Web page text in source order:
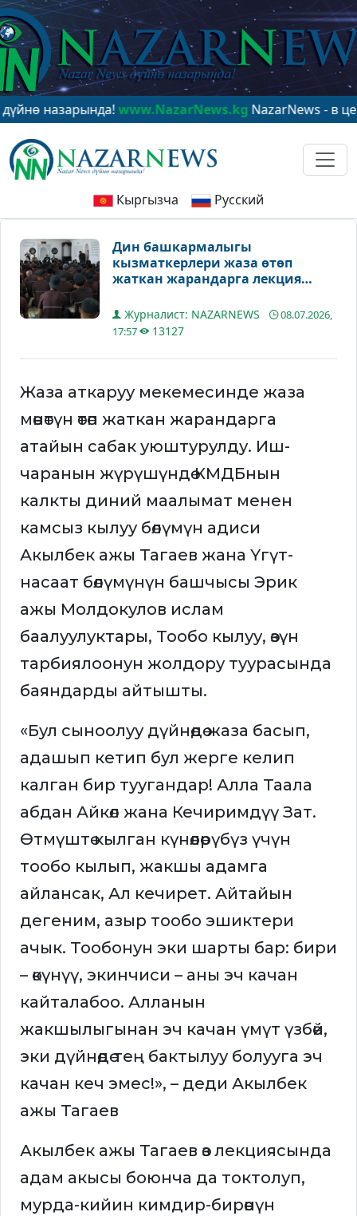
www.NazarNews.kgNazarNews - в центре
Кыргызча Русский
Дин башкармалыгы
кызматкерлери жаза өтөп
жаткан жарандарга лекция
Журналист: NAZARNEWS
08.07.2026,
17:57
13127
Жаза аткаруу мекемесинде жаза
мөөнөтүн өтөп жаткан жарандарга
атайын сабак уюштурулду. Иш-
чаранын жүрүшүндө КМДБнын
калкты диний маалымат менен
камсыз кылуу бөлүмүн адиси
Акылбек ажы Тагаев жана Үгүт-
насаат бөлүмүнүн башчысы Эрик
ажы Молдокулов ислам
баалуулуктары, Тообо кылуу, өзүн
тарбиялоонун жолдору туурасында
баяндарды айтышты.
«Бул сыноолуу дүйнөдө жаза басып,
адашып кетип бул жерге келип
калган бир туугандар! Алла Таала
абдан Айкөл жана Кечиримдүү Зат.
Өтмүштө кылган күнөөлөрүбүз үчүн
тообо кылып, жакшы адамга
айлансак, Ал кечирет. Айтайын
дегеним, азыр тообо эшиктери
ачык. Тообонун эки шарты бар: бири
– өкүнүү, экинчиси – аны эч качан
кайталабоо. Алланын
жакшылыгынан эч качан үмүт үзбөй,
эки дүйнөдө тең бактылуу болууга эч
качан кеч эмес!», – деди Акылбек
ажы Тагаев
Акылбек ажы Тагаев өз лекциясында
адам акысы боюнча да токтолуп,
мурда-кийин кимдир-бирөөнүн